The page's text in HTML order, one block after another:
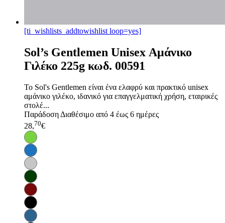
[ti_wishlists_addtowishlist loop=yes]
Sol’s Gentlemen Unisex Αμάνικο
Γιλέκο 225g κωδ. 00591
Το Sol's Gentlemen είναι ένα ελαφρύ και πρακτικό unisex
αμάνικο γιλέκο, ιδανικό για επαγγελματική χρήση, εταιρικές
στολέ...
Παράδοση Διαθέσιμο από 4 έως 6 ημέρες
28,70€